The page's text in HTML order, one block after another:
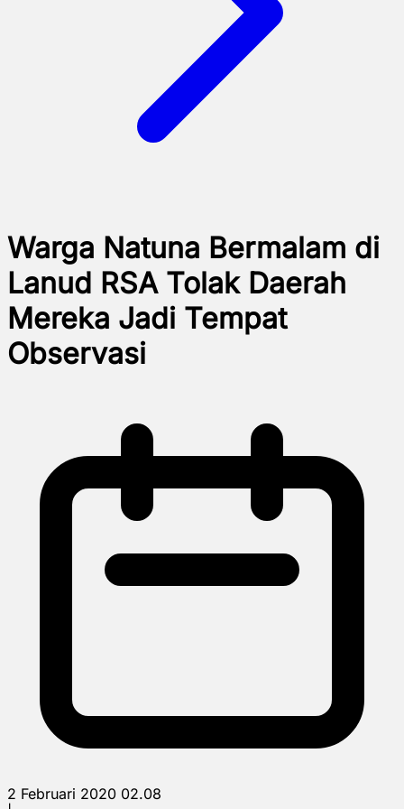
Warga Natuna Bermalam di
Lanud RSA Tolak Daerah
Mereka Jadi Tempat
Observasi
2 Februari 2020 02.08